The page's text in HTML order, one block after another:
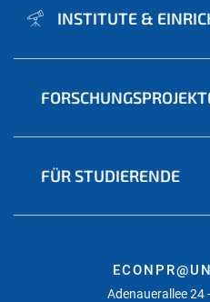
INSTITUTE &
FÜR STUDIERENDE
Adenauerallee 24